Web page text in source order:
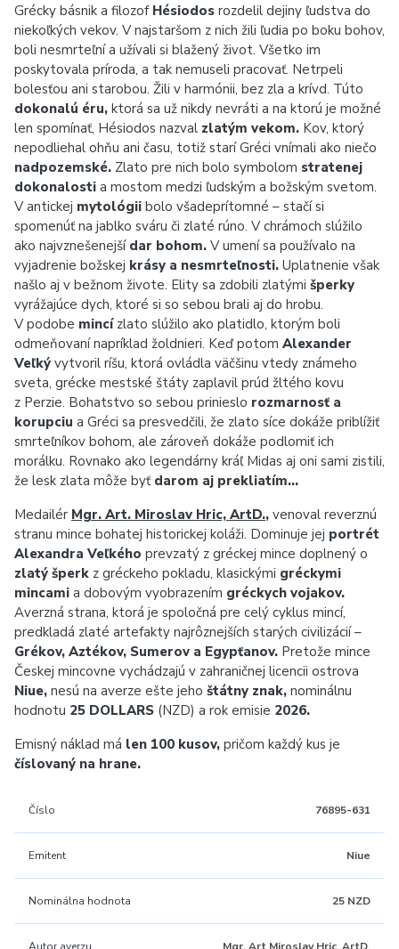
Grécky básnik a filozof Hésiodos rozdelil dejiny ľudstva do
niekoľkých vekov. V najstaršom z nich žili ľudia po boku bohov,
boli nesmrteľní a užívali si blažený život. Všetko im
poskytovala príroda, a tak nemuseli pracovať. Netrpeli
bolesťou ani starobou. Žili v harmónii, bez zla a krívd. Túto
dokonalú éru, ktorá sa už nikdy nevráti a na ktorú je možné
len spomínať, Hésiodos nazval zlatým vekom. Kov, ktorý
nepodliehal ohňu ani času, totiž starí Gréci vnímali ako niečo
nadpozemské. Zlato pre nich bolo symbolom stratenej
dokonalosti a mostom medzi ľudským a božským svetom.
V antickej mytológii bolo všadeprítomné – stačí si
spomenúť na jablko sváru či zlaté rúno. V chrámoch slúžilo
ako najvznešenejší dar bohom. V umení sa používalo na
vyjadrenie božskej krásy a nesmrteľnosti. Uplatnenie však
našlo aj v bežnom živote. Elity sa zdobili zlatými šperky
vyrážajúce dych, ktoré si so sebou brali aj do hrobu.
V podobe mincízlato slúžilo ako platidlo, ktorým boli
odmeňovaní napríklad žoldnieri. Keď potom Alexander
Veľký vytvoril ríšu, ktorá ovládla väčšinu vtedy známeho
sveta, grécke mestské štáty zaplavil prúd žltého kovu
z Perzie. Bohatstvo so sebou prinieslo rozmarnosť a
korupciu a Gréci sa presvedčili, že zlato síce dokáže priblížiť
smrteľníkov bohom, ale zároveň dokáže podlomiť ich
morálku. Rovnako ako legendárny kráľ Midas aj oni sami zistili,
že lesk zlata môže byť darom aj prekliatím…
Medailér Mgr. Art. Miroslav Hric, ArtD., venoval reverznú
stranu mince bohatej historickej koláži. Dominuje jej portrét
Alexandra Veľkého prevzatý z gréckej mince doplnený o
zlatý šperk z gréckeho pokladu, klasickými gréckymi
mincami a dobovým vyobrazením gréckych vojakov.
Averzná strana, ktorá je spoločná pre celý cyklus mincí,
predkladá zlaté artefakty najrôznejších starých civilizácií –
Grékov, Aztékov, Sumerov a Egypťanov. Pretože mince
Českej mincovne vychádzajú v zahraničnej licencii ostrova
Niue, nesú na averze ešte jeho štátny znak, nominálnu
hodnotu 25 DOLLARS (NZD) a rok emisie 2026.
Emisný náklad má len 100 kusov, pričom každý kus je
číslovaný na hrane.
Číslo 76895-631
Emitent Niue
Nominálna hodnota 25 NZD